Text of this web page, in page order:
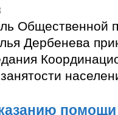
Общественной
Дербенева
помощи